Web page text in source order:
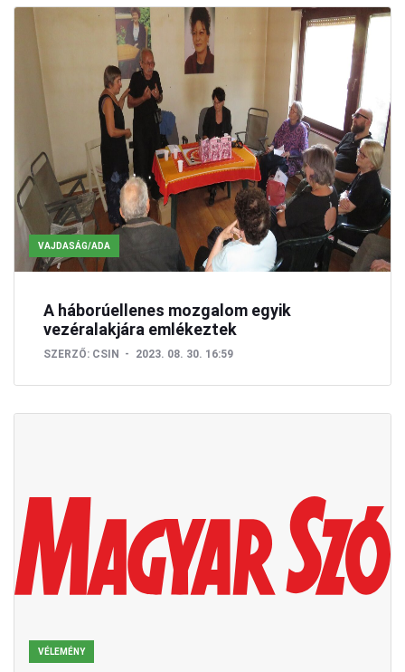
VAJDASÁG/ADA
A háborúellenes mozgalom egyik
vezéralakjára emlékeztek
SZERZŐ: CSIN 2023. 08. 30. 16:59
VÉLEMÉNY